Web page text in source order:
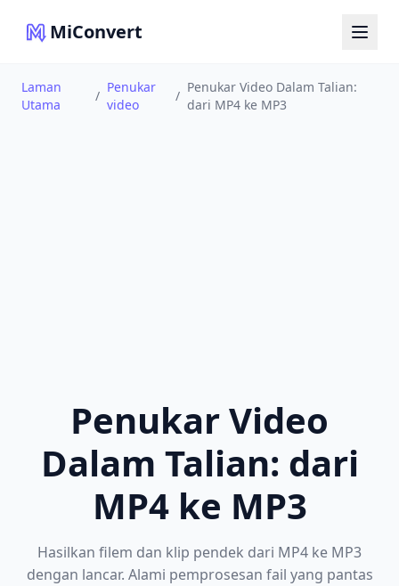
MiConvert
Laman
Utama
/
Penukar
video
/
Penukar Video Dalam Talian:
dari MP4 ke MP3
Penukar Video
Dalam Talian: dari
MP4 ke MP3
Hasilkan filem dan klip pendek dari MP4 ke MP3
dengan lancar. Alami pemprosesan fail yang pantas